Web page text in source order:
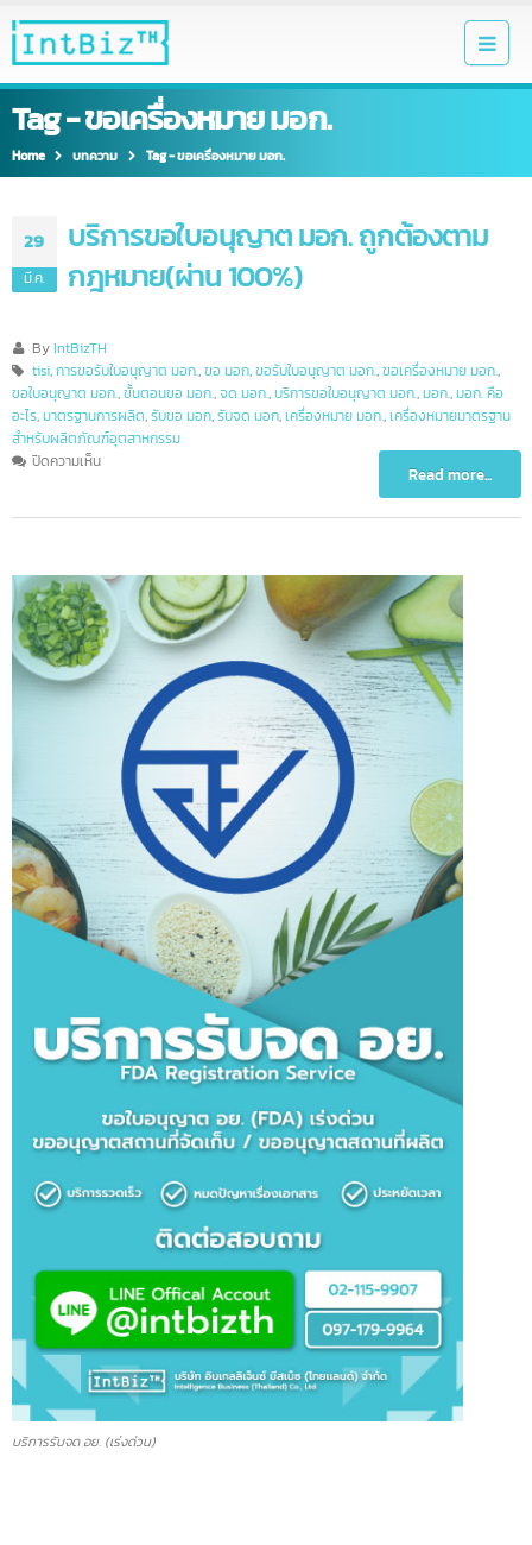
Tag - ขอเครื่องหมาย มอก.
Home บทความ Tag -ขอเครื่องหมาย มอก.
29
มี.ค.
บริการขอใบอนุญาต มอก. ถูกต้องตาม
กฎหมาย(ผ่าน 100%)
ByIntBizTH
tisi,การขอรับใบอนุญาต มอก., ขอ มอก, ขอรับใบอนุญาต มอก.,ขอเครื่องหมาย มอก.
ขอใบอนุญาต มอก.,ขั้นตอนขอ มอก.,จด มอก.,บริการขอใบอนุญาต มอก.,มอก.,มอก. คือ
อะไร,มาตรฐานการผลิต,รับขอ มอก
สำหรับผลิตภัณฑ์อุตสาหกรรม
อนุญาต
มอก.
ถูก
ต้อง
ตาม
กฎหมาย(ผ่าน
100%)
Read more...